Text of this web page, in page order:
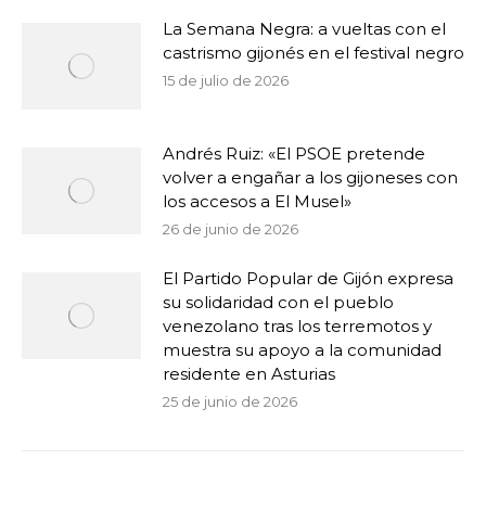
La Semana Negra: a vueltas con el
castrismo gijonés en el festival negro
15 de julio de 2026
Andrés Ruiz: «El PSOE pretende
volver a engañar a los gijoneses con
los accesos a El Musel»
26 de junio de 2026
El Partido Popular de Gijón expresa
su solidaridad con el pueblo
venezolano tras los terremotos y
muestra su apoyo a la comunidad
residente en Asturias
25 de junio de 2026